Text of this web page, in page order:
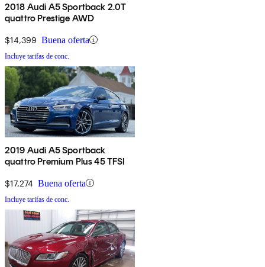
2018 Audi A5 Sportback 2.0T
quattro Prestige AWD
$14,399 Buena oferta
Incluye tarifas de conc.
2019 Audi A5 Sportback
quattro Premium Plus 45 TFSI
$17,274 Buena oferta
Incluye tarifas de conc.